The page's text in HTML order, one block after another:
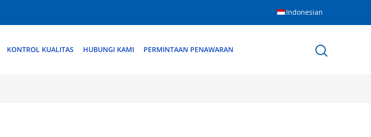
Indonesian
KONTROL KUALITAS HUBUNGI KAMI PERMINTAAN PENAWARAN